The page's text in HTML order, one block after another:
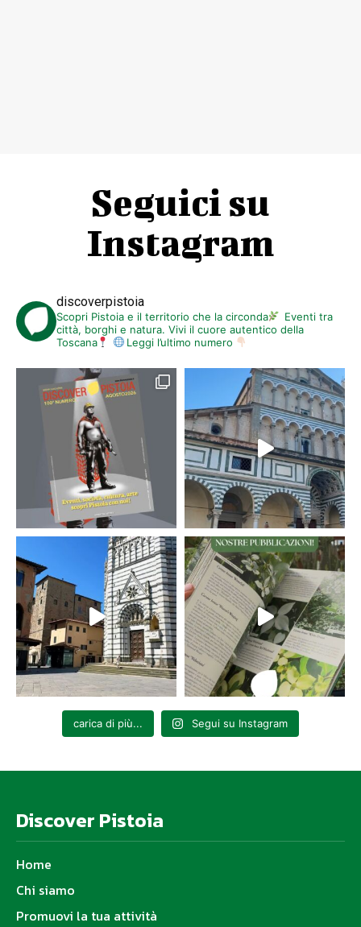
Seguici su
Instagram
discoverpistoia
Scopri Pistoia e il territorio che la circonda
Eventi tra
città, borghi e natura. Vivi il cuore autentico della
Toscana
Leggi l’ultimo numero
carica di più... Segui su Instagram
Discover Pistoia
Home
Chi siamo
Promuovi la tua attività